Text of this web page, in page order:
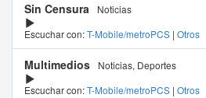
Sin Censura
Noticias
Escuchar con:T-Mobile/metroPCS | Otros
Multimedios
Noticias, Deportes
Escuchar con:T-Mobile/metroPCS | Otros